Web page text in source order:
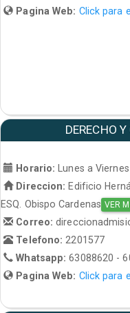
Pagina Web: Click para
DERECHO
Horario:
Lunes a
Direccion: Edificio
ESQ. Obispo Cardenas VER
Correo:
Telefono: 2201577
Whatsapp:63088620 -
Pagina Web: Click para